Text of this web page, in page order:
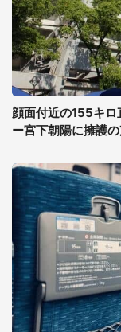
顔面付近の155キ
ー宮下朝陽に擁護